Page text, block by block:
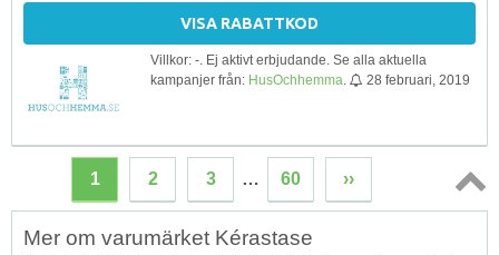
VISA RABATTKOD
Villkor: -. Ej aktivt erbjudande. Se alla aktuella
kampanjer från: HusOchhemma 28 februari, 2019
1 2 3 … 60 ››
Topp
Mer om varumärket Kérastase